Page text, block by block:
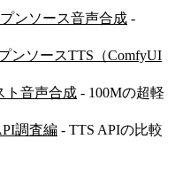
ンソース音声合成 -
ンソースTTS（ComfyUI
ト音声合成 - 100Mの超軽
調査編 - TTS APIの比較